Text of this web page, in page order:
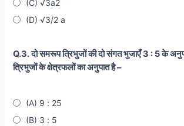
(C) √3a2
(D) √3/2 a
Q.3. दो समरूप त्रिभुजों की दो संगत भुजाएँ 3 : 5 के
त्रिभुजों के क्षेत्रफलों का अनुपात है –
(A) 9 : 25
(B) 3 : 5